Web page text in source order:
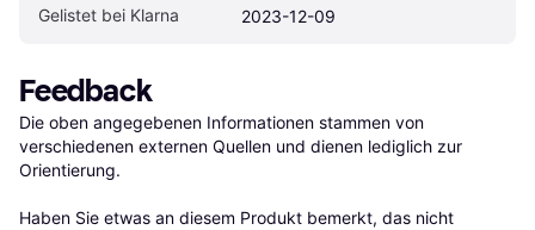
Gelistet bei Klarna 2023-12-09
Feedback
Die oben angegebenen Informationen stammen von
verschiedenen externen Quellen und dienen lediglich zur
Orientierung.
Haben Sie etwas an diesem Produkt bemerkt, das nicht